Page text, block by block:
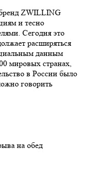
ZWILLING
и тесно
Сегодня это
расширяться
данным
мировых странах,
в России было
говорить
на обед